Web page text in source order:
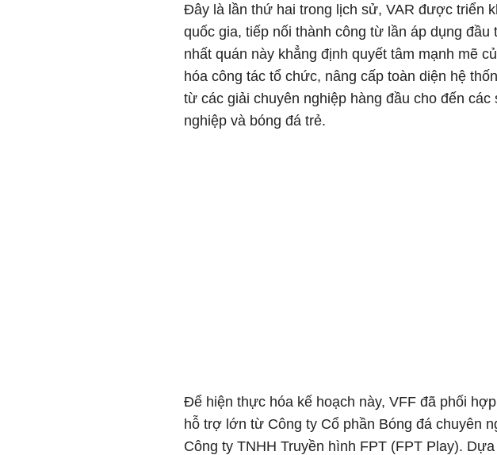
Đây là lần thứ hai trong lịch sử, VAR được triển
quốc gia, tiếp nối thành công từ lần áp dụng
nhất quán này khẳng định quyết tâm mạnh mẽ
hóa công tác tổ chức, nâng cấp toàn diện hệ
từ các giải chuyên nghiệp hàng đầu cho đến các
nghiệp và bóng đá trẻ.
Để hiện thực hóa kế hoạch này, VFF đã phối
hỗ trợ lớn từ Công ty Cổ phần Bóng đá chuyên
Công ty TNHH Truyền hình FPT (FPT Play).